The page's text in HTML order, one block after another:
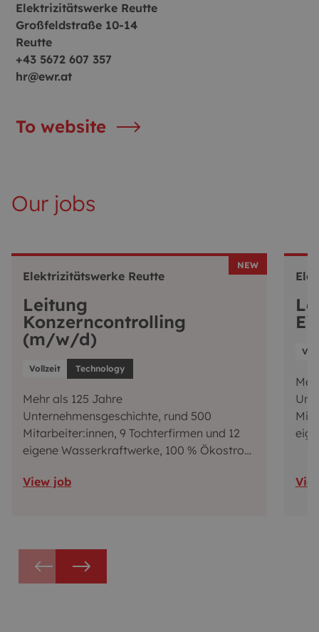
Elektrizitätswerke Reutte
Großfeldstraße 10-14
Reutte
+43 5672 607 357
hr@ewr.at
To website
Our jobs
Elektrizitätswerke Reutte
Leitung
Konzerncontrolling
(m/w/d)
Vollzeit Technology
Mehr als 125 Jahre
Unternehmensgeschichte, rund 500
Mitarbeiter:innen, 9 Tochterfirmen und 12
eigene Wasserkraftwerke, 100 % Ökostrom
sind wir, Experte in unterschiedlichen
gestalten? Dann komm in unser Team!
View job
NEW